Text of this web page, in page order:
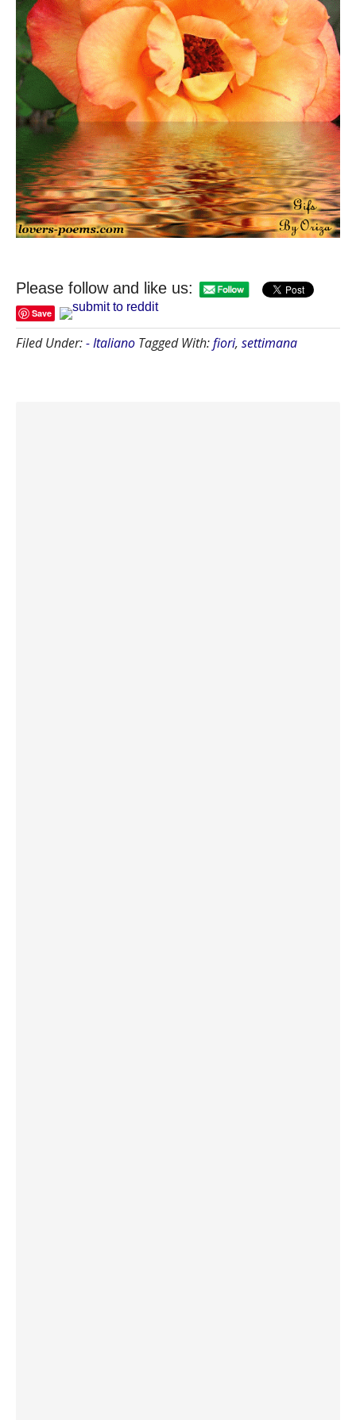
Please follow and like us:
Save
Filed Under:- Italiano Tagged With:fiori, settimana